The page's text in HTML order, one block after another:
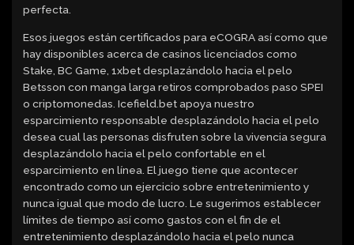
perfecta.
Esos juegos están certificados para eCOGRA así­ como que
hay disponibles acerca de casinos licenciados como
Stake, BC Game, 1xbet desplazándolo hacia el pelo
Betsson con manga larga retiros comprobados paso SPEI
o criptomonedas. Icefield.bet apoya nuestro
esparcimiento responsable desplazándolo hacia el pelo
desea cual las personas disfruten sobre la vivencia segura
desplazándolo hacia el pelo confortable en el
esparcimiento en línea. El juego tiene que acontecer
encontrado como un ejercicio sobre entretenimiento y
nunca igual que modo de lucro. Le sugerimos establecer
límites de tiempo así­ como gastos con el fin de el
entretenimiento desplazándolo hacia el pelo nunca